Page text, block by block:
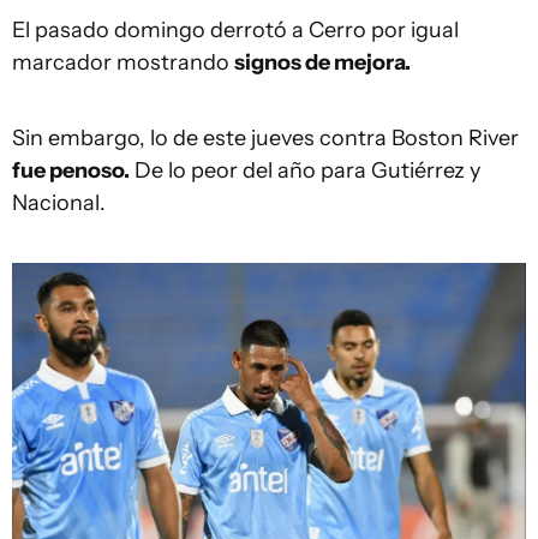
El pasado domingo derrotó a Cerro por igual
marcador mostrando signos de mejora.
Sin embargo, lo de este jueves contra Boston River
fue penoso. De lo peor del año para Gutiérrez y
Nacional.